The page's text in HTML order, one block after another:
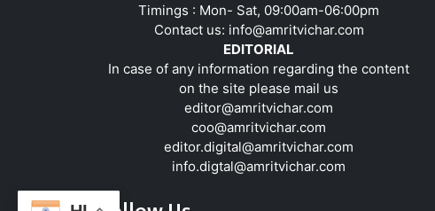
Timings : Mon- Sat, 09:00am-06:00pm
Contact us: info@amritvichar.com
EDITORIAL
In case of any information regarding the content
on the site please mail us
editor@amritvichar.com
coo@amritvichar.com
editor.digital@amritvichar.com
info.digtal@amritvichar.com